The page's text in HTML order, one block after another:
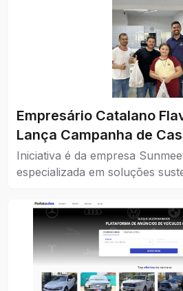
Empresário Catalano
Lança Campanha de
Impulsionar o Comércio
Iniciativa é da empresa
especializada em soluções